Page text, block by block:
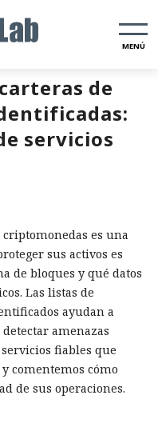
MENÚ
de
servicios
es una
sus activos es
de bloques y qué datos
Las listas de
ayudan a
amenazas
fiables que
comentemos cómo
de sus operaciones.